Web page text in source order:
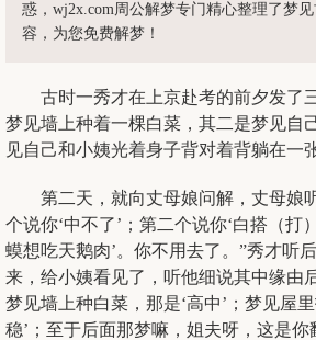
惑，wj2x.com周公解梦专门精心整理了梦
容，为您免费解梦！
古时一秀才在上京赴考的前夕发了
梦见墙上种着一棵白菜，其二是梦见自
见自己和小姨光着身子背对着背躺在一
第二天，就向丈母娘问解，丈母娘
个说你‘中不了’；第二个说你‘白搭（打
蟆想吃天鹅肉’。你不用去了。”秀才听
来，给小姨看见了，听他细说其中缘由
梦见墙上种白菜，那是‘高中’；梦见屋
稳’；至于后面那梦嘛，姐夫呀，这是你